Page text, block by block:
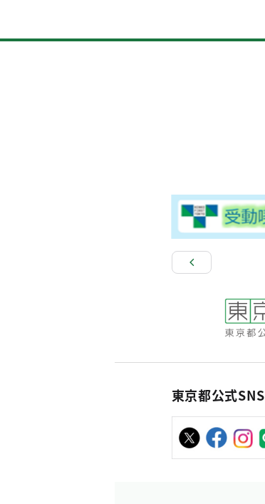
東京都公式SNS